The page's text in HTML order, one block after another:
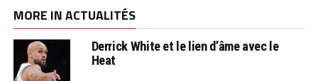
MORE IN ACTUALITÉS
Derrick White et le lien d’âme avec le
Heat